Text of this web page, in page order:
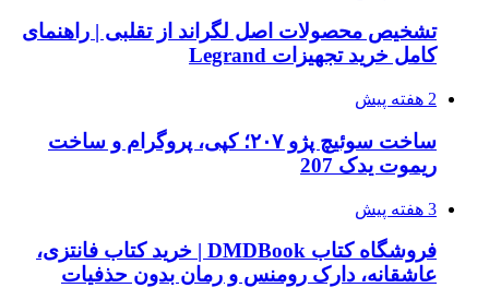
تشخیص محصولات اصل لگراند از تقلبی | راهنمای
کامل خرید تجهیزات Legrand
2 هفته پیش
ساخت سوئیچ پژو ۲۰۷؛ کپی، پروگرام و ساخت
ریموت یدک 207
3 هفته پیش
فروشگاه کتاب DMDBook | خرید کتاب فانتزی،
عاشقانه، دارک رومنس و رمان بدون حذفیات